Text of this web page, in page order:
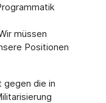
müssen
Positionen
gegen die in